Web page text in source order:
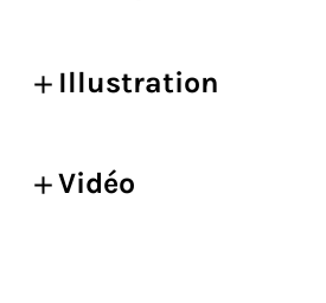
Illustration
Vidéo